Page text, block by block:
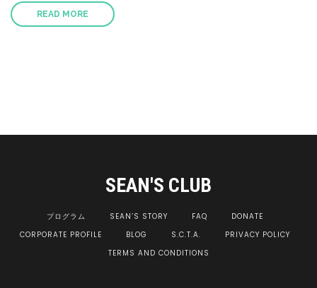
READ MORE
SEAN'S CLUB
プログラム SEAN’S STORY FAQ
DONATE
CORPORATE PROFILE
BLOG S.C.T.A.
PRIVACY POLICY
TERMS AND CONDITIONS